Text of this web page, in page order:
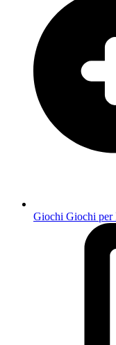
Giochi Giochi per